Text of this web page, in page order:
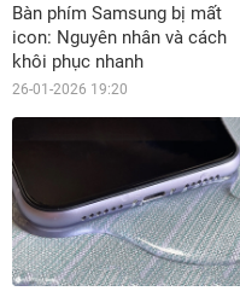
Bàn phím Samsung bị mất
icon: Nguyên nhân và cách
khôi phục nhanh
26-01-2026 19:20